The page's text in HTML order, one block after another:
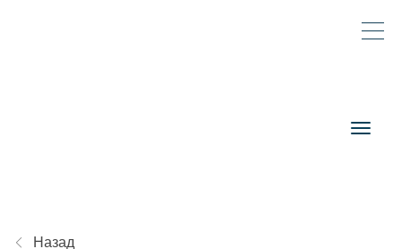
Назад